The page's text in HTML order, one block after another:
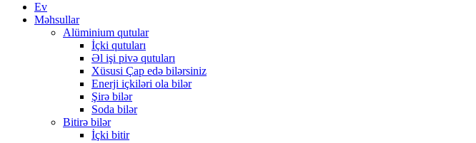
Ev
Məhsullar
Alüminium qutular
İçki qutuları
Əl işi pivə qutuları
Xüsusi Çap edə bilərsiniz
Enerji içkiləri ola bilər
Şirə bilər
Soda bilər
Bitirə bilər
İçki bitir